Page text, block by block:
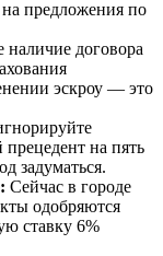
предложения по
наличие договора
эскроу — это
на пять
задуматься.
Сейчас в городе
одобряются
ставку 6%